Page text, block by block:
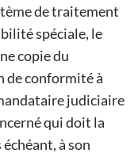
de traitement
spéciale, le
copie du
de conformité à
judiciaire
qui doit la
à son